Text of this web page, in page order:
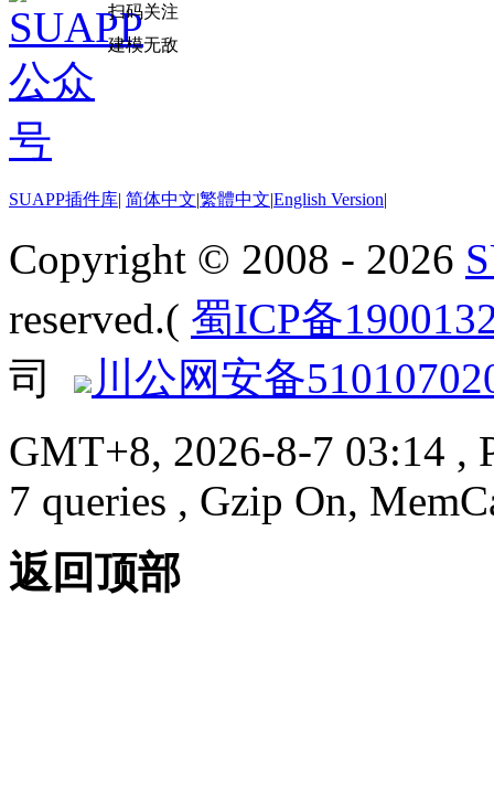
扫码关注
建模无敌
SUAPP插件库| 简体中文|繁體中文|English Version|
Copyright © 2008 - 2026
reserved.( 蜀ICP备
司
川公网安备
GMT+8, 2026-8-7 03:14 ,
7 queries , Gzip On,
返回顶部